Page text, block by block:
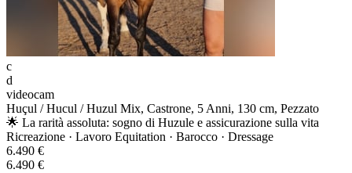
c
d
videocam
Huçul / Hucul / Huzul Mix, Castrone, 5 Anni, 130 cm, Pezzato
🌟 La rarità assoluta: sogno di Huzule e assicurazione sulla vita
Ricreazione · Lavoro Equitation · Barocco · Dressage
6.490 €
6.490 €